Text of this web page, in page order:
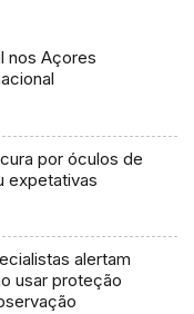
nos Açores
por óculos de
expetativas
alertam
usar proteção